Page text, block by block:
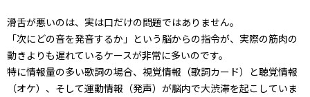
滑舌が悪いのは、実は口だけの問題ではありません。
「次にどの音を発音するか」という脳からの指令が、実際の筋肉の
動きよりも遅れているケースが非常に多いのです。
特に情報量の多い歌詞の場合、視覚情報（歌詞カード）と聴覚情報
（オケ）、そして運動情報（発声）が脳内で大渋滞を起こしていま